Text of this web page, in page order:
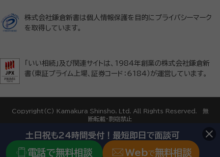
株式会社鎌倉新書は個人情報保護を目的にプライバシーマーク
を取得しています。
「いい相続」及び関連サイトは、1984年創業の株式会社鎌倉新
書（東証プライム上場、証券コード：6184）が運営しています。
Copyright(C) Kamakura Shinsho, Ltd. All Rights Reserved. 無
断転載・剽窃禁止
土日祝も24時間受付！最短即日で面談可
電話で無料相談 Webで無料相談